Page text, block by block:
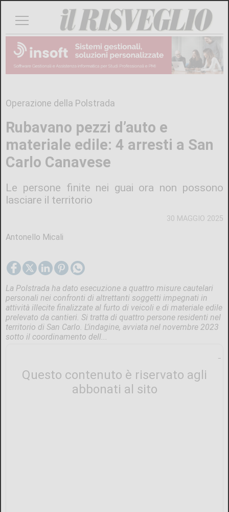
30 MAGGIO 2025
Operazione della Polstrada
Rubavano pezzi d’auto e
materiale edile: 4 arresti a San
Carlo Canavese
Le persone finite nei guai ora non possono
lasciare il territorio
Antonello Micali
La Polstrada ha dato esecuzione a quattro misure cautelari
personali nei confronti di altrettanti soggetti impegnati in
attività illecite finalizzate al furto di veicoli e di materiale edile
prelevato da cantieri. Si tratta di quattro persone residenti nel
territorio di San Carlo. L’indagine, avviata nel novembre 2023
sotto il coordinamento dell...
Questo contenuto è riservato agli
abbonati al sito